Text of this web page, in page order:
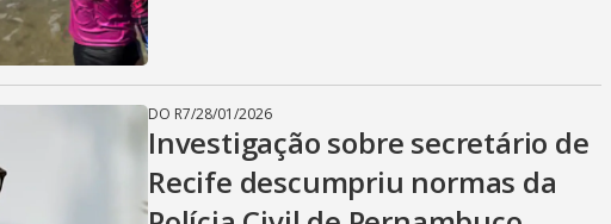
DO R7/28/01/2026
Investigação sobre secretário de
Recife descumpriu normas da